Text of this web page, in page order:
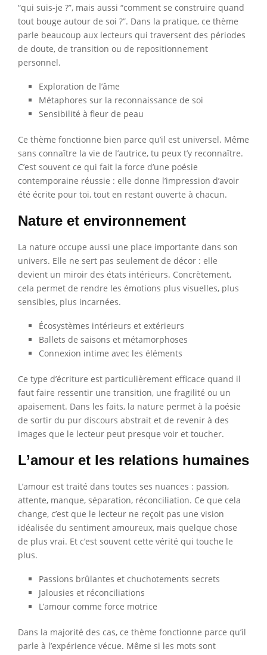
“qui suis-je ?”, mais aussi “comment se construire quand
tout bouge autour de soi ?”. Dans la pratique, ce thème
parle beaucoup aux lecteurs qui traversent des périodes
de doute, de transition ou de repositionnement
personnel.
Exploration de l’âme
Métaphores sur la reconnaissance de soi
Sensibilité à fleur de peau
Ce thème fonctionne bien parce qu’il est universel. Même
sans connaître la vie de l’autrice, tu peux t’y reconnaître.
C’est souvent ce qui fait la force d’une poésie
contemporaine réussie : elle donne l’impression d’avoir
été écrite pour toi, tout en restant ouverte à chacun.
Nature et environnement
La nature occupe aussi une place importante dans son
univers. Elle ne sert pas seulement de décor : elle
devient un miroir des états intérieurs. Concrètement,
cela permet de rendre les émotions plus visuelles, plus
sensibles, plus incarnées.
Écosystèmes intérieurs et extérieurs
Ballets de saisons et métamorphoses
Connexion intime avec les éléments
Ce type d’écriture est particulièrement efficace quand il
faut faire ressentir une transition, une fragilité ou un
apaisement. Dans les faits, la nature permet à la poésie
de sortir du pur discours abstrait et de revenir à des
images que le lecteur peut presque voir et toucher.
L’amour et les relations humaines
L’amour est traité dans toutes ses nuances : passion,
attente, manque, séparation, réconciliation. Ce que cela
change, c’est que le lecteur ne reçoit pas une vision
idéalisée du sentiment amoureux, mais quelque chose
de plus vrai. Et c’est souvent cette vérité qui touche le
plus.
Passions brûlantes et chuchotements secrets
Jalousies et réconciliations
L’amour comme force motrice
Dans la majorité des cas, ce thème fonctionne parce qu’il
parle à l’expérience vécue. Même si les mots sont